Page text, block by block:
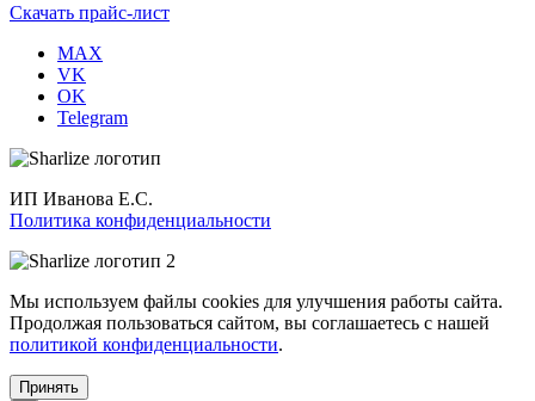
Скачать прайс-лист
MAX
VK
OK
Telegram
ИП Иванова Е.С.
Политика конфиденциальности
Мы используем файлы cookies для улучшения работы сайта.
Продолжая пользоваться сайтом, вы соглашаетесь с нашей
политикой конфиденциальности.
Принять